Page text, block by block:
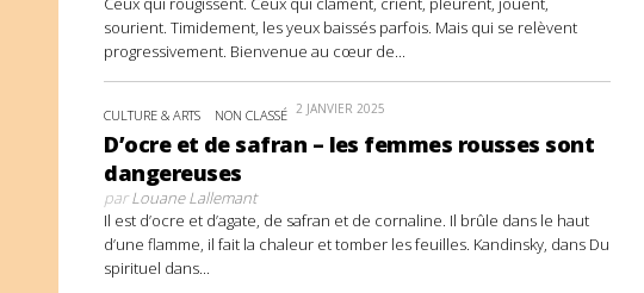
sourient. Timidement, les yeux baissés parfois. Mais qui se relèvent
progressivement. Bienvenue au cœur de...
CULTURE & ARTS NON CLASSÉ 2 JANVIER 2025
D’ocre et de safran – les femmes rousses sont
dangereuses
parLouane Lallemant
Il est d’ocre et d’agate, de safran et de cornaline. Il brûle dans le haut
d’une flamme, il fait la chaleur et tomber les feuilles. Kandinsky, dans Du
spirituel dans...